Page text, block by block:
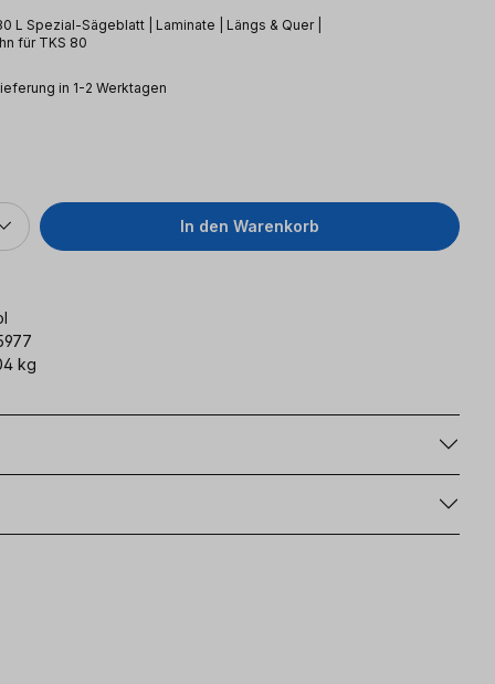
L Spezial-Sägeblatt | Laminate | Längs & Quer |
für TKS 80
in 1-2 Werktagen
In den Warenkorb
kg